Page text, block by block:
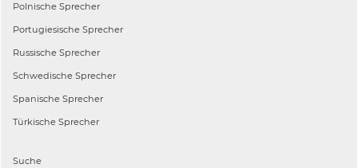
Polnische Sprecher
Portugiesische Sprecher
Russische Sprecher
Schwedische Sprecher
Spanische Sprecher
Türkische Sprecher
Suche